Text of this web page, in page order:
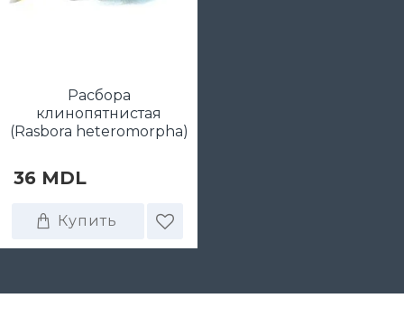
Расбора
клинопятнистая
(Rasbora heteromorpha)
36 MDL
Купить